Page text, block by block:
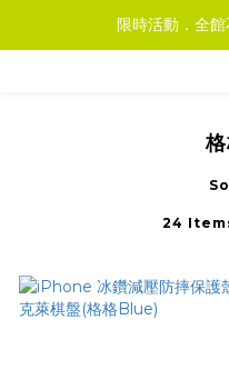
限時活動．全
24